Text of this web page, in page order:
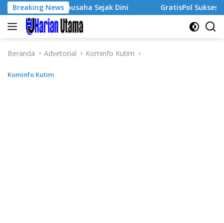
Langsung
ke
konten
Breaking News
Wirausaha Sejak Dini GratisPol Sukses Jangkau
Beranda Advetorial Kominfo Kutim
Kominfo Kutim